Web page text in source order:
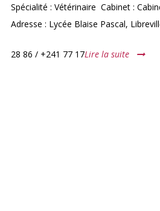
Spécialité : Vétérinaire Cabinet :
Adresse : Lycée Blaise Pascal,
28 86 / +241 77 17Lire la suite